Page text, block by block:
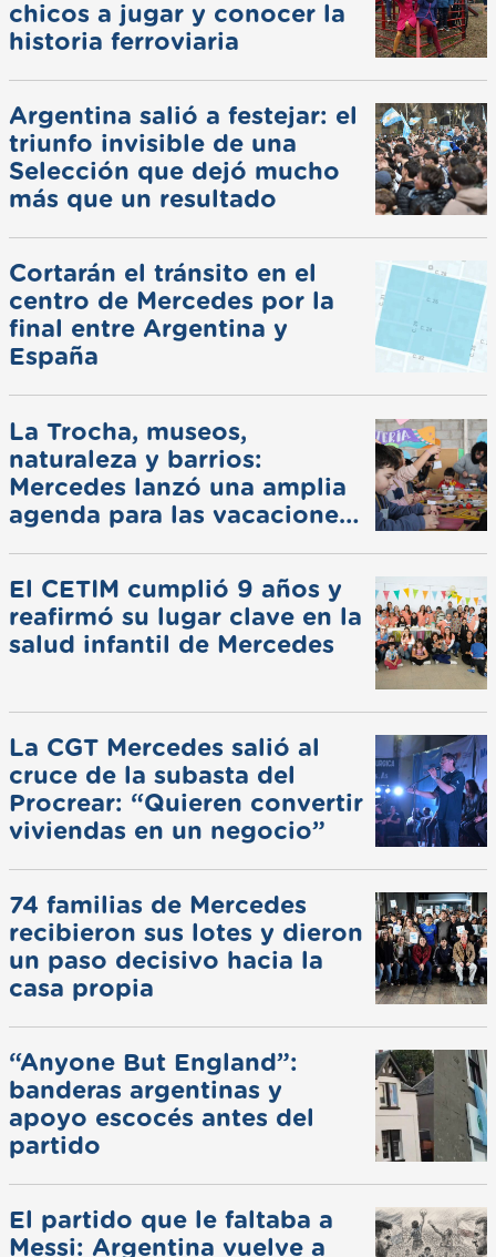
chicos a jugar y conocer la
historia ferroviaria
Argentina salió a festejar: el
triunfo invisible de una
Selección que dejó mucho
más que un resultado
Cortarán el tránsito en el
centro de Mercedes por la
final entre Argentina y
España
La Trocha, museos,
naturaleza y barrios:
Mercedes lanzó una amplia
agenda para las vacaciones
El CETIM cumplió 9 años y
reafirmó su lugar clave en la
salud infantil de Mercedes
La CGT Mercedes salió al
cruce de la subasta del
Procrear: “Quieren convertir
viviendas en un negocio”
74 familias de Mercedes
recibieron sus lotes y dieron
un paso decisivo hacia la
casa propia
“Anyone But England”:
banderas argentinas y
apoyo escocés antes del
partido
El partido que le faltaba a
Messi: Argentina vuelve a